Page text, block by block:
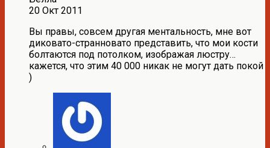
20 Окт 2011
Вы правы, совсем другая ментальность, мне вот
диковато-странновато представить, что мои кости
болтаются под потолком, изображая люстру…
кажется, что этим 40 000 никак не могут дать покой
)